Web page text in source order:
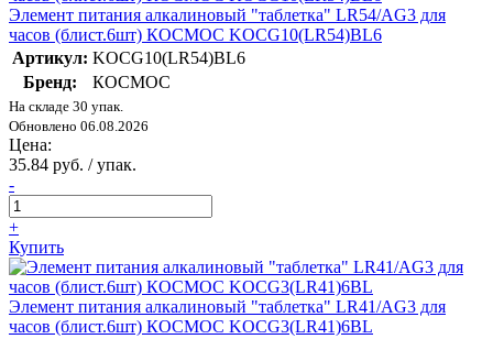
Элемент питания алкалиновый "таблетка" LR54/AG3 для
часов (блист.6шт) КОСМОС KOCG10(LR54)BL6
Артикул: KOCG10(LR54)BL6
Бренд:
КОСМОС
На складе 30 упак.
Обновлено 06.08.2026
Цена:
35.84 руб. / упак.
-
+
Купить
Элемент питания алкалиновый "таблетка" LR41/AG3 для
часов (блист.6шт) КОСМОС KOCG3(LR41)6BL